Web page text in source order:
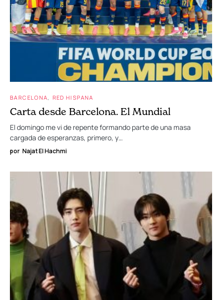
BARCELONA RED HISPANA
Carta desde Barcelona. El Mundial
El domingo me vi de repente formando parte de una masa
cargada de esperanzas, primero, y…
por Najat El Hachmi